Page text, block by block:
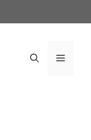
Meny